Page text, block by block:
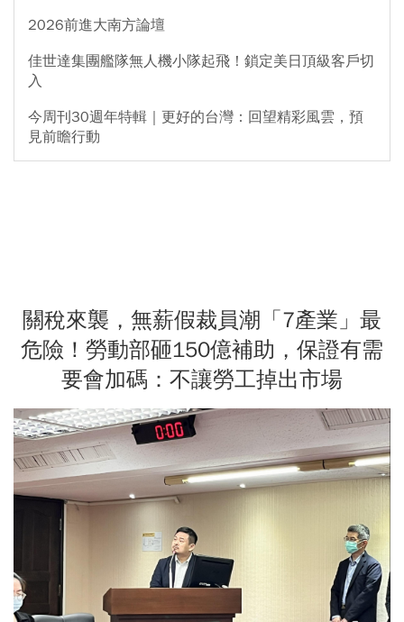
2026前進大南方論壇
佳世達集團艦隊無人機小隊起飛！鎖定美日頂級客戶切
入
今周刊30週年特輯｜更好的台灣：回望精彩風雲，預
見前瞻行動
關稅來襲，無薪假裁員潮「7產業」最
危險！勞動部砸150億補助，保證有需
要會加碼：不讓勞工掉出市場